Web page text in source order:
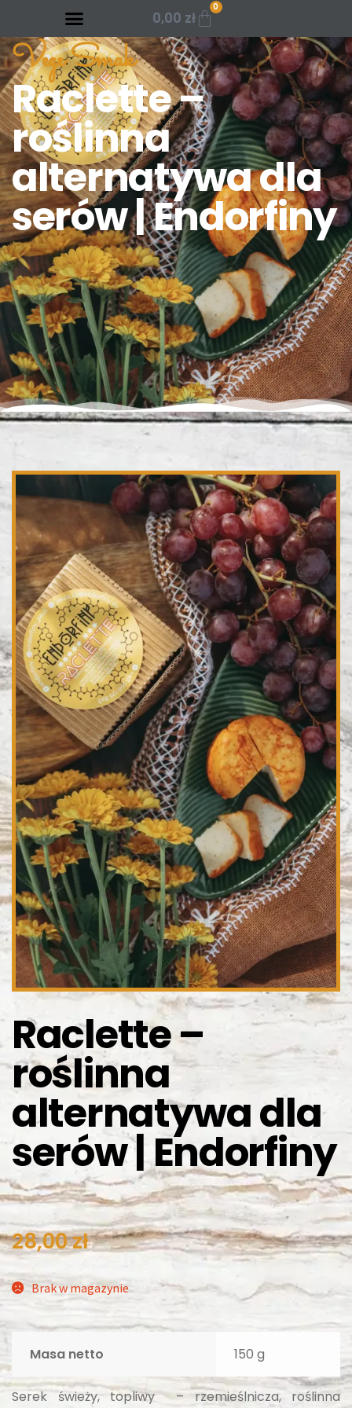
0,00 zł
0
Vege Smak
Raclette –
roślinna
alternatywa dla
serów | Endorfiny
Raclette –
roślinna
alternatywa dla
serów | Endorfiny
28,00zł
Brak w magazynie
Masa netto 150 g
Serek świeży, topliwy – rzemieślnicza, roślinna